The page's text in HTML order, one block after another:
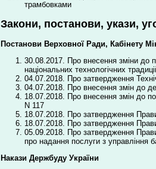
трамбовками
Закони, постанови, укази,
Постанови Верховної Ради, Кабінету
30.08.2017. Про внесення зміни до
національних технологічних
04.07.2018. Про затвердження
04.07.2018. Про внесення змін до
18.07.2018. Про внесення змін до
N 117
18.07.2018. Про затвердження
18.07.2018. Про затвердження
05.09.2018. Про затвердження
про надання послуги з управління
Накази Держбуду України